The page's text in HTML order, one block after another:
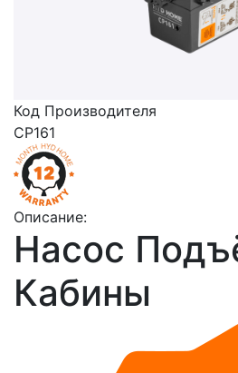
Код Производителя
CP161
Описание:
Насос
Кабины